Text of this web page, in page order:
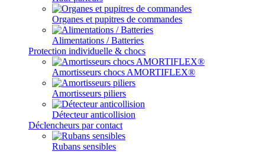
Organes et pupitres de commandes
Alimentations / Batteries
Protection individuelle & chocs
Amortisseurs chocs AMORTIFLEX®
Amortisseurs piliers
Détecteur anticollision
Déclencheurs par contact
Rubans sensibles